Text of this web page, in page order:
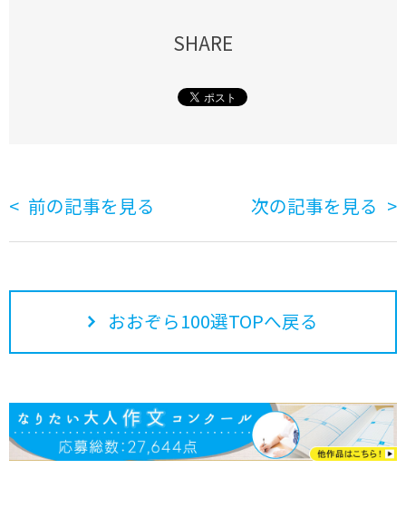
SHARE
前の記事を見る 次の記事を見る
おおぞら100選TOPへ戻る